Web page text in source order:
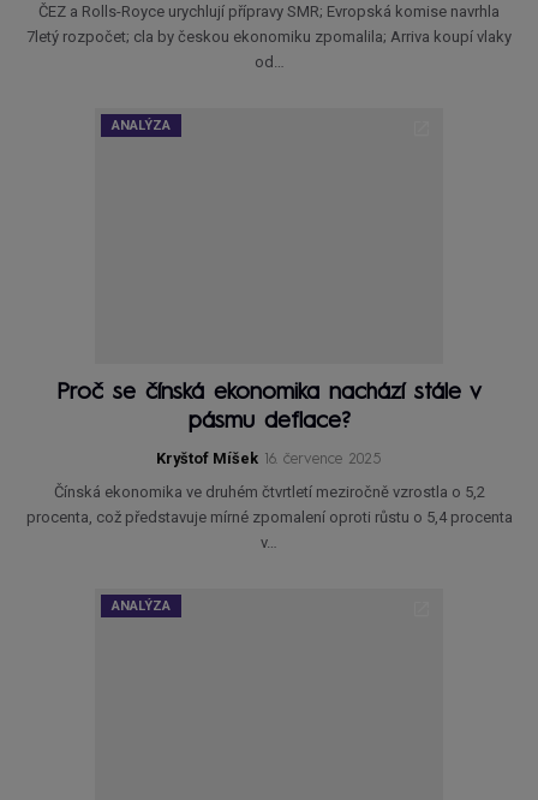
ČEZ a Rolls-Royce urychlují přípravy SMR; Evropská komise navrhla
7letý rozpočet; cla by českou ekonomiku zpomalila; Arriva koupí vlaky
od…
ANALÝZA
Proč se čínská ekonomika nachází stále v
pásmu deflace?
Kryštof Míšek 16. července 2025
Čínská ekonomika ve druhém čtvrtletí meziročně vzrostla o 5,2
procenta, což představuje mírné zpomalení oproti růstu o 5,4 procenta
v…
ANALÝZA